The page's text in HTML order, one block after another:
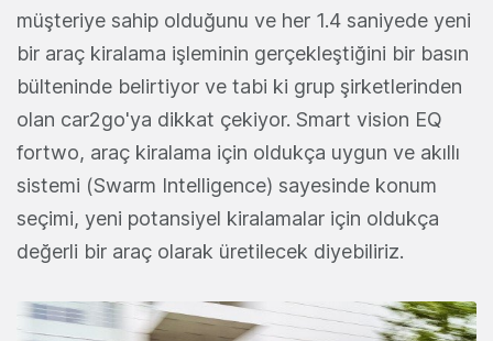
müşteriye sahip olduğunu ve her 1.4 saniyede yeni
bir araç kiralama işleminin gerçekleştiğini bir basın
bülteninde belirtiyor ve tabi ki grup şirketlerinden
olan car2go'ya dikkat çekiyor. Smart vision EQ
fortwo, araç kiralama için oldukça uygun ve akıllı
sistemi (Swarm Intelligence) sayesinde konum
seçimi, yeni potansiyel kiralamalar için oldukça
değerli bir araç olarak üretilecek diyebiliriz.